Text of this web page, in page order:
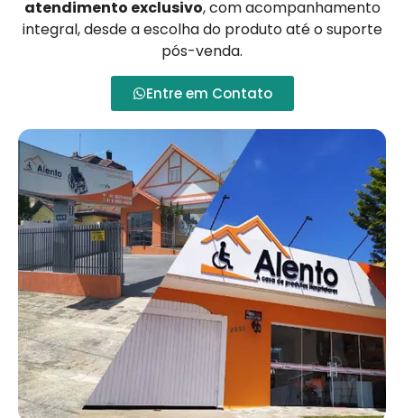
atendimento exclusivo, com acompanhamento
integral, desde a escolha do produto até o suporte
pós-venda.
Entre em Contato